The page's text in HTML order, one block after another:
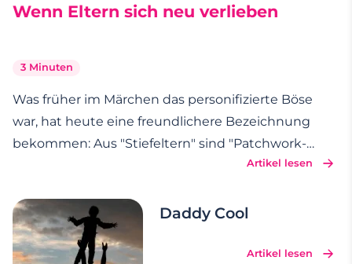
Wenn Eltern sich neu verlieben
3 Minuten
Was früher im Märchen das personifizierte Böse
war, hat heute eine freundlichere Bezeichnung
bekommen: Aus "Stiefeltern" sind "Patchwork-
Mamas" und "Patchwork-Papas" geworden. Doch
Himmel. Denn seinen Kindern einen neuen Partner
vorzustellen, ist…
Artikel lesen
Daddy Cool
Artikel lesen